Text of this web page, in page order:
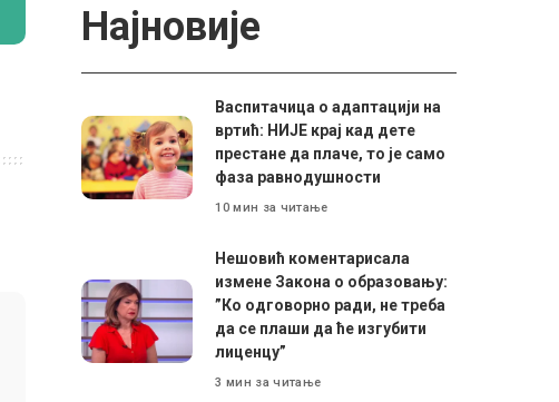
Најновије
Васпитачица о адаптацији на
вртић: НИЈЕ крај кад дете
престане да плаче, то је само
фаза равнодушности
10 мин за читање
Нешовић коментарисала
измене Закона о образовању:
”Ко одговорно ради, не треба
да се плаши да ће изгубити
лиценцу”
3 мин за читање